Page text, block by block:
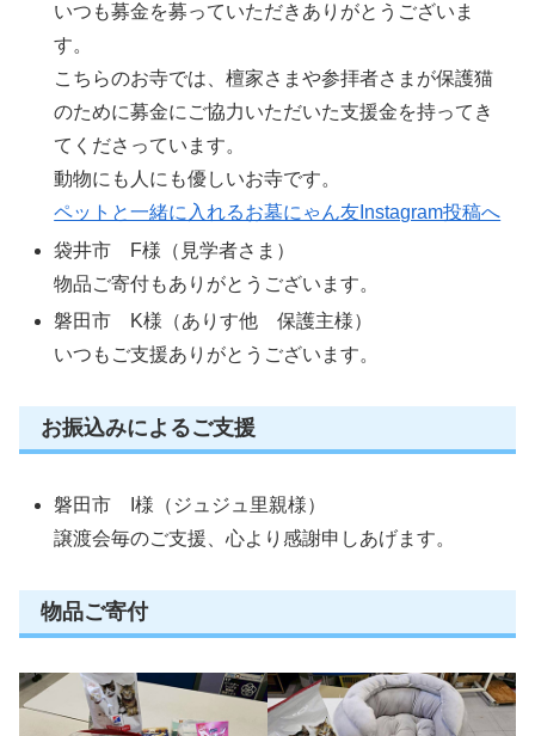
いつも募金を募っていただきありがとうございま
す。
こちらのお寺では、檀家さまや参拝者さまが保護猫
のために募金にご協力いただいた支援金を持ってき
てくださっています。
動物にも人にも優しいお寺です。
ペットと一緒に入れるお墓にゃん友Instagram投稿へ
袋井市 F様（見学者さま）
物品ご寄付もありがとうございます。
磐田市 K様（ありす他 保護主様）
いつもご支援ありがとうございます。
お振込みによるご支援
磐田市 I様（ジュジュ里親様）
譲渡会毎のご支援、心より感謝申しあげます。
物品ご寄付